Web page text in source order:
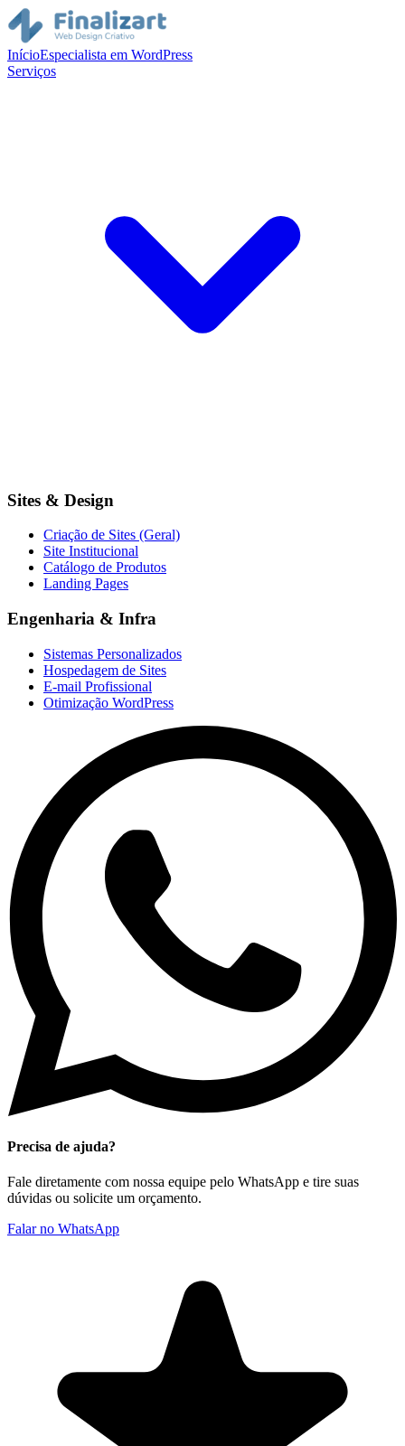
InícioEspecialista em WordPress
Serviços
Sites & Design
Criação de Sites (Geral)
Site Institucional
Catálogo de Produtos
Landing Pages
Engenharia & Infra
Sistemas Personalizados
Hospedagem de Sites
E-mail Profissional
Otimização WordPress
Precisa de ajuda?
Fale diretamente com nossa equipe pelo WhatsApp e tire suas
dúvidas ou solicite um orçamento.
Falar no WhatsApp